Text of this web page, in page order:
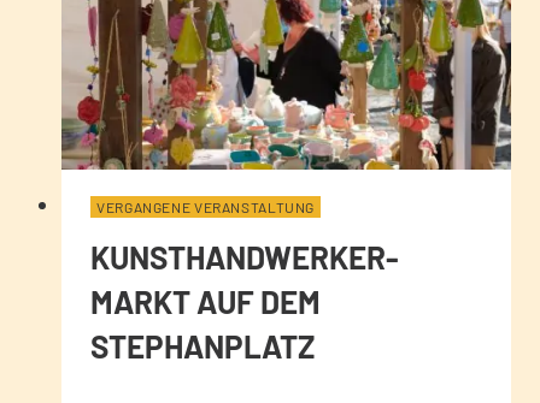
VERGANGENE VERANSTALTUNG
KUNSTHANDWERKER-
MARKT AUF DEM
STEPHANPLATZ